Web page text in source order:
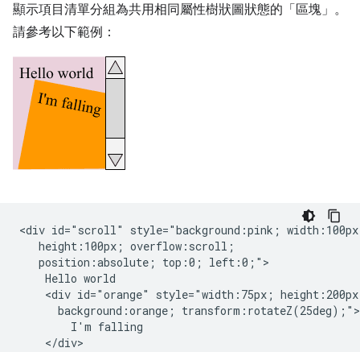
顯示項目清單分組為共用相同屬性樹狀圖狀態的「區塊」。
請參考以下範例：
<div id="scroll" style="background:pink;
   height:100px; overflow:scroll;
   position:absolute; top:0; left:0;">
    Hello world
<div id="orange" style="width:75px;
      background:orange; transform:rotateZ(25deg);">
        I'm falling
    </div>